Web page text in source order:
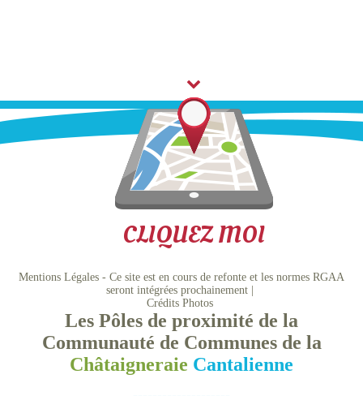
CLIQUEZ MOI
Mentions Légales - Ce site est en cours de refonte et les normes RGAA
seront intégrées prochainement
Crédits Photos
Les Pôles de proximité de la
Communauté de Communes de la
Châtaigneraie Cantalienne